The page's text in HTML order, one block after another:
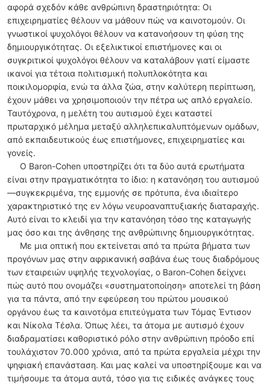
αφορά σχεδόν κάθε ανθρώπινη δραστηριότητα: Οι
επιχειρηματίες θέλουν να μάθουν πώς να καινοτομούν. Οι
γνωστικοί ψυχολόγοι θέλουν να κατανοήσουν τη φύση της
δημιουργικότητας. Οι εξελικτικοί επιστήμονες και οι
συγκριτικοί ψυχολόγοι θέλουν να καταλάβουν γιατί είμαστε
ικανοί για τέτοια πολιτισμική πολυπλοκότητα και
ποικιλομορφία, ενώ τα άλλα ζώα, στην καλύτερη περίπτωση,
έχουν μάθει να χρησιμοποιούν την πέτρα ως απλό εργαλείο.
Ταυτόχρονα, η μελέτη του αυτισμού έχει καταστεί
πρωταρχικό μέλημα μεταξύ αλληλεπικαλυπτόμενων ομάδων,
από εκπαιδευτικούς έως επιστήμονες, επιχειρηματίες και
γονείς.
Ο Baron-Cohen υποστηρίζει ότι τα δύο αυτά ερωτήματα
είναι στην πραγματικότητα το ίδιο: η κατανόηση του αυτισμού
—συγκεκριμένα, της εμμονής σε πρότυπα, ένα ιδιαίτερο
χαρακτηριστικό της εν λόγω νευροαναπτυξιακής διαταραχής.
Αυτό είναι το κλειδί για την κατανόηση τόσο της καταγωγής
μας όσο και της άνθησης της ανθρώπινης δημιουργικότητας.
Με μια οπτική που εκτείνεται από τα πρώτα βήματα των
προγόνων μας στην αφρικανική σαβάνα έως τους διαδρόμους
των εταιρειών υψηλής τεχνολογίας, ο Baron-Cohen δείχνει
πώς αυτό που ονομάζει «συστηματοποίηση» αποτελεί τη βάση
για τα πάντα, από την εφεύρεση του πρώτου μουσικού
οργάνου έως τα καινοτόμα επιτεύγματα των Τόμας Έντισον
και Νίκολα Τέσλα. Όπως λέει, τα άτομα με αυτισμό έχουν
διαδραματίσει καθοριστικό ρόλο στην ανθρώπινη πρόοδο επί
τουλάχιστον 70.000 χρόνια, από τα πρώτα εργαλεία μέχρι την
ψηφιακή επανάσταση. Και μας καλεί να υποστηρίξουμε και να
τιμήσουμε τα άτομα αυτά, τόσο για τις ειδικές ανάγκες τους